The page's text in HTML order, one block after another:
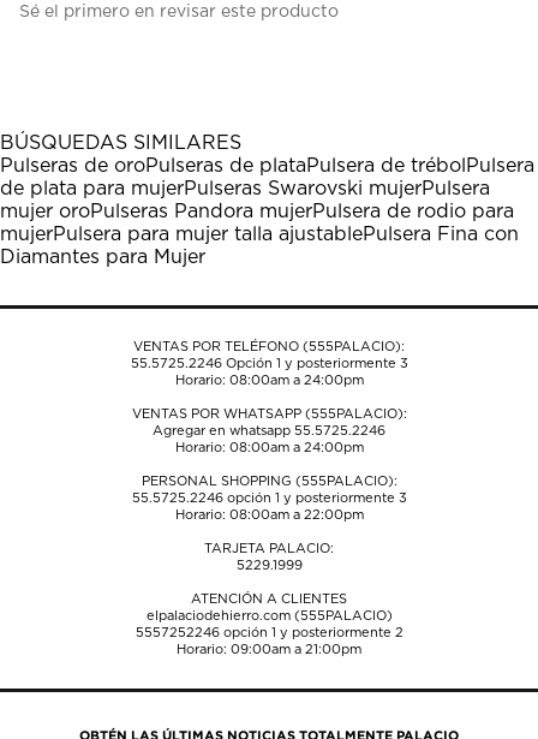
para
1
estrella
Esta
acción
abrirá
el
formulario
envío.
para
estrellas.
Esta
acción
abrirá
el
formulario
envío.
para
estrellas.
Esta
acción
abrirá
el
formulario
envío.
para
estrellas.
Esta
acción
abrirá
el
formulario
envío.
para
estrellas.
Esta
acción
abrirá
el
formulario
envío.
Sé el primero en revisar este producto
BÚSQUEDAS SIMILARES
Pulseras de oroPulseras de plataPulsera de trébol Pulsera
de plata para mujerPulseras Swarovski mujerPulsera
mujer oroPulseras Pandora mujerPulsera de rodio para
mujerPulsera para mujer talla ajustablePulsera Fina con
Diamantes para Mujer
VENTAS POR TELÉFONO (555PALACIO):
55.5725.2246Opción 1 y posteriormente 3
Horario: 08:00am a 24:00pm
VENTAS POR WHATSAPP (555PALACIO):
Agregar en whatsapp 55.5725.2246
Horario: 08:00am a 24:00pm
PERSONAL SHOPPING (555PALACIO):
55.5725.2246opción 1 y posteriormente 3
Horario: 08:00am a 22:00pm
TARJETA PALACIO:
5229.1999
ATENCIÓN A CLIENTES
elpalaciodehierro.com (555PALACIO)
5557252246opción 1 y posteriormente 2
Horario: 09:00am a 21:00pm
OBTÉN LAS ÚLTIMAS NOTICIAS TOTALMENTE PALACIO